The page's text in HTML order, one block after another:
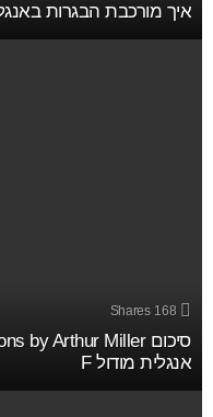
איך מורכבת הבגרות
168
Shares
אנגלית מודול F